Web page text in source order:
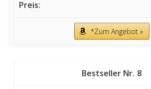
*Zum Angebot »
8